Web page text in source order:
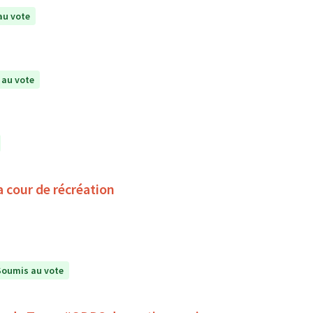
vote
vote
cour de récréation
au vote